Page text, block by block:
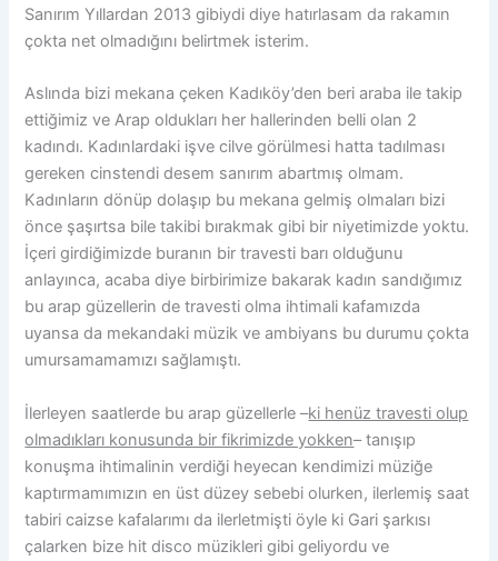
Sanırım Yıllardan 2013 gibiydi diye hatırlasam da rakamın
çokta net olmadığını belirtmek isterim.
Aslında bizi mekana çeken Kadıköy’den beri araba ile takip
ettiğimiz ve Arap oldukları her hallerinden belli olan 2
kadındı. Kadınlardaki işve cilve görülmesi hatta tadılması
gereken cinstendi desem sanırım abartmış olmam.
Kadınların dönüp dolaşıp bu mekana gelmiş olmaları bizi
önce şaşırtsa bile takibi bırakmak gibi bir niyetimizde yoktu.
İçeri girdiğimizde buranın bir travesti barı olduğunu
anlayınca, acaba diye birbirimize bakarak kadın sandığımız
bu arap güzellerin de travesti olma ihtimali kafamızda
uyansa da mekandaki müzik ve ambiyans bu durumu çokta
umursamamamızı sağlamıştı.
İlerleyen saatlerde bu arap güzellerle –ki henüz travesti olup
olmadıkları konusunda bir fikrimizde yokken– tanışıp
konuşma ihtimalinin verdiği heyecan kendimizi müziğe
kaptırmamımızın en üst düzey sebebi olurken, ilerlemiş saat
tabiri caizse kafalarımı da ilerletmişti öyle ki Gari şarkısı
çalarken bize hit disco müzikleri gibi geliyordu ve